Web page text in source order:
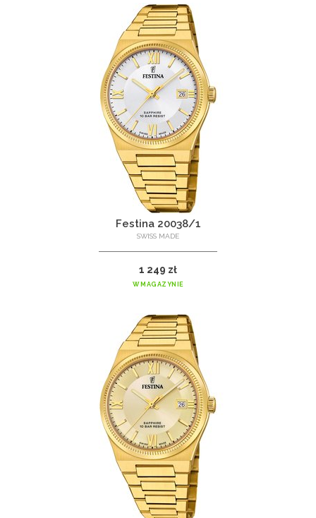
Festina 20038/1
SWISS MADE
1 249 zł
W MAGAZYNIE